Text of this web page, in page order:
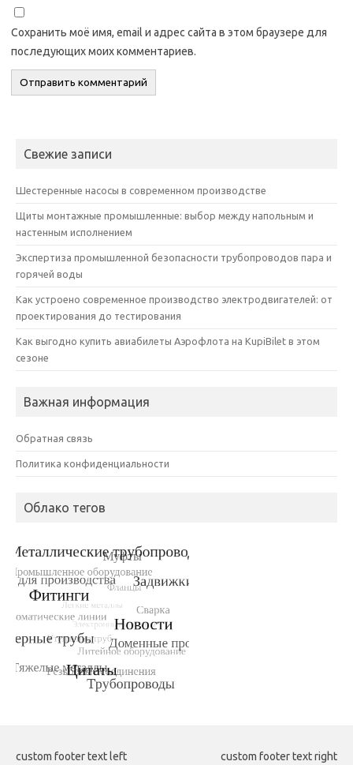
Сохранить моё имя, email и адрес сайта в этом браузере для
последующих моих комментариев.
Свежие записи
Шестеренные насосы в современном производстве
Щиты монтажные промышленные: выбор между напольным и
настенным исполнением
Экспертиза промышленной безопасности трубопроводов пара и
горячей воды
Как устроено современное производство электродвигателей: от
проектирования до тестирования
Как выгодно купить авиабилеты Аэрофлота на KupiBilet в этом
сезоне
Важная информация
Обратная связь
Политика конфиденциальности
Облако тегов
custom footer text left custom footer text right